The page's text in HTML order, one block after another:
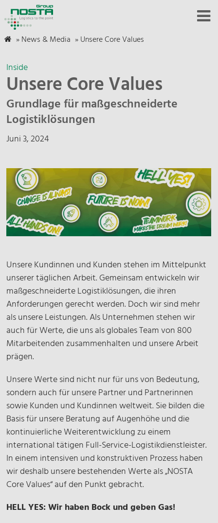
»News & Media »Unsere Core Values
Inside
Unsere Core Values
Grundlage für maßgeschneiderte
Logistiklösungen
Juni 3, 2024
Unsere Kundinnen und Kunden stehen im Mittelpunkt
unserer täglichen Arbeit. Gemeinsam entwickeln wir
maßgeschneiderte Logistiklösungen, die ihren
Anforderungen gerecht werden. Doch wir sind mehr
als unsere Leistungen. Als Unternehmen stehen wir
auch für Werte, die uns als globales Team von 800
Mitarbeitenden zusammenhalten und unsere Arbeit
prägen.
Unsere Werte sind nicht nur für uns von Bedeutung,
sondern auch für unsere Partner und Partnerinnen
sowie Kunden und Kundinnen weltweit. Sie bilden die
Basis für unsere Beratung auf Augenhöhe und die
kontinuierliche Weiterentwicklung zu einem
international tätigen Full-Service-Logistikdienstleister.
In einem intensiven und konstruktiven Prozess haben
wir deshalb unsere bestehenden Werte als „NOSTA
Core Values“ auf den Punkt gebracht.
HELL YES: Wir haben Bock und geben Gas!